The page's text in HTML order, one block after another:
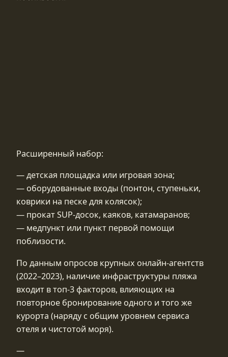
Расширенный набор:
— детская площадка или игровая зона;
— оборудованные входы (понтон, ступеньки,
коврики на песке для колясок);
— прокат SUP-досок, каяков, катамаранов;
— медпункт или пункт первой помощи
поблизости.
По данным опросов крупных онлайн-агентств
(2022–2023), наличие инфраструктуры пляжа
входит в топ-3 факторов, влияющих на
повторное бронирование одного и того же
курорта (наряду с общим уровнем сервиса
отеля и чистотой моря).
—